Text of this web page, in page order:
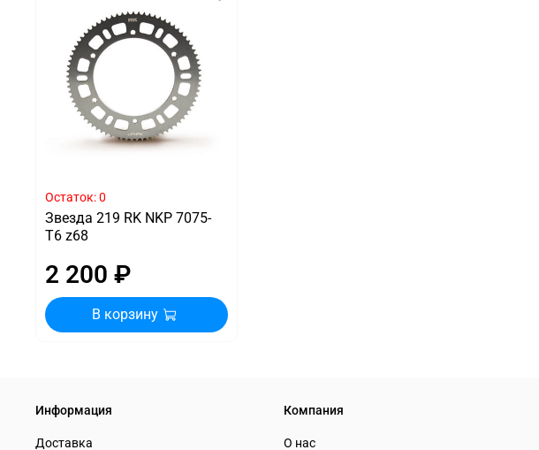
Остаток: 0
Звезда 219 RK NKP 7075-
T6 z68
2 200 ₽
В корзину
Информация
Доставка
Компания
О нас